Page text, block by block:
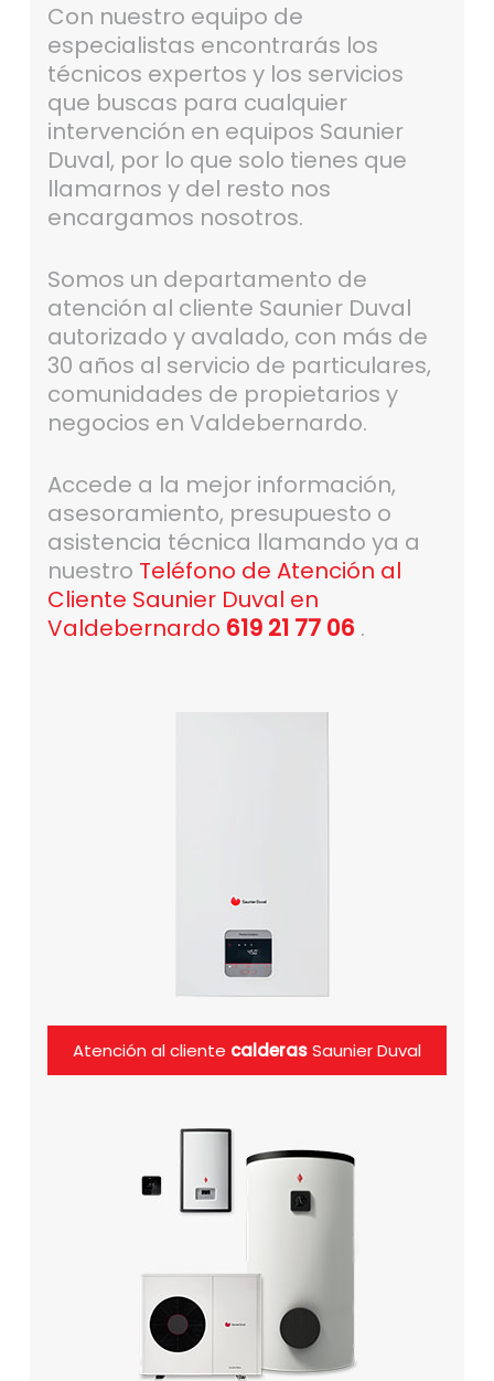
Con nuestro equipo de
especialistas encontrarás los
técnicos expertos y los servicios
que buscas para cualquier
intervención en equipos Saunier
Duval, por lo que solo tienes que
llamarnos y del resto nos
encargamos nosotros.
Somos un departamento de
atención al cliente Saunier Duval
autorizado y avalado, con más de
30 años al servicio de particulares,
comunidades de propietarios y
negocios en Valdebernardo.
Accede a la mejor información,
asesoramiento, presupuesto o
asistencia técnica llamando ya a
nuestro Teléfono de Atención al
Cliente Saunier Duval en
Valdebernardo 619 21 77 06 .
Atención al cliente calderasSaunier Duval